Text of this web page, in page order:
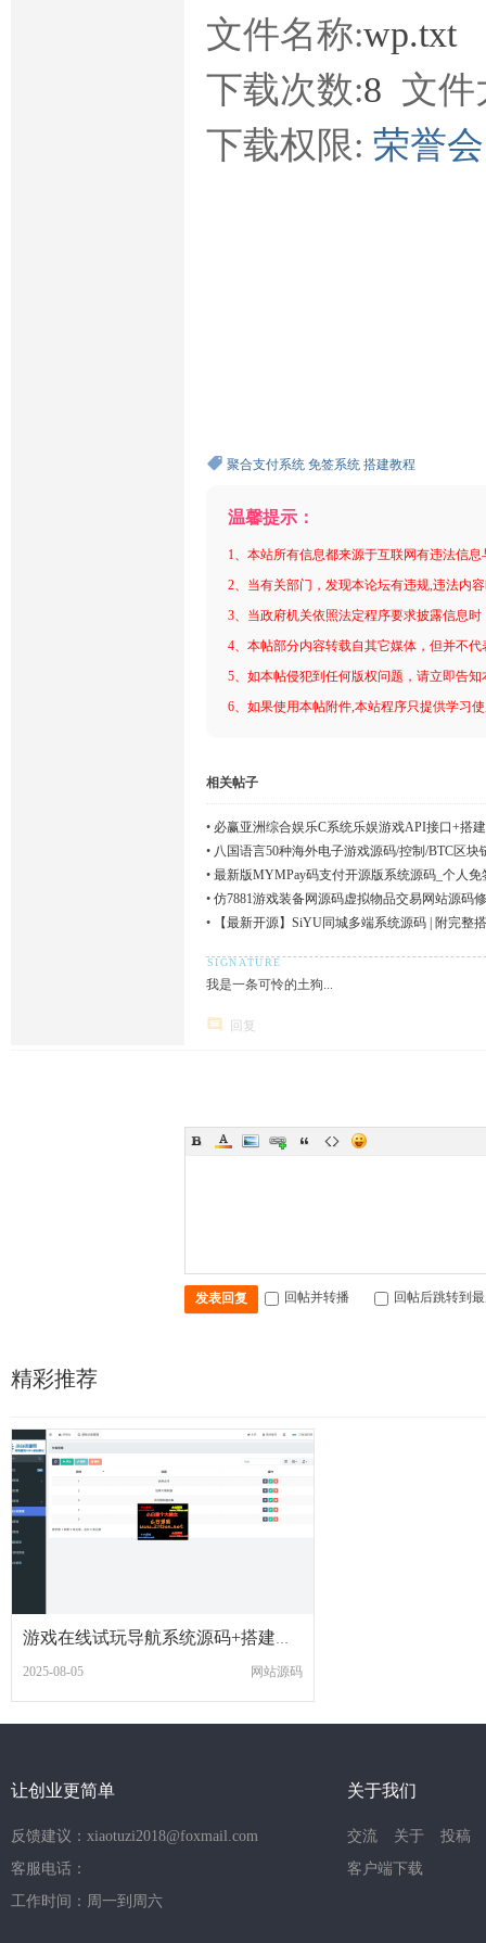
文件名称:wp.txt
下载次数:8 文件
下载权限: 荣誉
聚合支付系统 免签系统 搭建教程
温馨提示：
1、本站所有信息都来源于互联网有违法信
2、当有关部门，发现本论坛有违规,违法内
3、当政府机关依照法定程序要求披露信息
4、本帖部分内容转载自其它媒体，但并不
5、如本帖侵犯到任何版权问题，请立即告
6、如果使用本帖附件,本站程序只提供学习
相关帖子
• 必赢亚洲综合娱乐C系统乐娱游戏API接口+搭
• 八国语言50种海外电子游戏源码/控制/BTC区块
• 最新版MYMPay码支付开源版系统源码_个人
• 仿7881游戏装备网源码虚拟物品交易网站源码
•
【最新开源】SiYU同城多端系统源码 | 附完整
我是一条可怜的土狗...
回复
发表回复 回帖并转播 回帖后跳转到
精彩推荐
2025-08-05 网站源码
让创业更简单
反馈建议：xiaotuzi2018@foxmail.com
客服电话：
工作时间：周一到周六
关于我们
交流 关于
投稿
客户端下载